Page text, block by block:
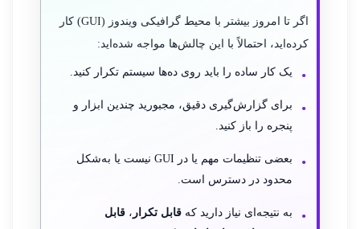
اگر تا امروز بیشتر با محیط گرافیکی ویندوز (GUI) کار
کرده‌اید، احتمالاً با این چالش‌ها مواجه شده‌اید:
یک کار ساده را باید روی ده‌ها سیستم تکرار کنید.
برای گزارش‌گیری دقیق، مجبورید چندین ابزار و
پنجره را باز کنید.
بعضی تنظیمات مهم یا در GUI نیست یا به‌شکل
محدود در دسترس است.
به نتیجه‌ای نیاز دارید که قابل تکرار ، قابل